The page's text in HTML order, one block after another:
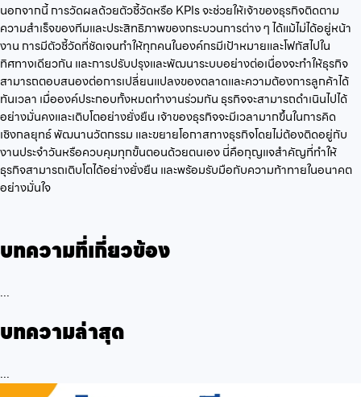
นอกจากนี้ การวัดผลด้วยตัวชี้วัดหรือ KPIs จะช่วยให้เจ้าของธุรกิจติดตาม
ความสำเร็จของทีมและประสิทธิภาพของกระบวนการต่าง ๆ ได้แม้ไม่ได้อยู่หน้า
งาน การมีตัวชี้วัดที่ชัดเจนทำให้ทุกคนในองค์กรมีเป้าหมายและโฟกัสไปใน
ทิศทางเดียวกัน และการปรับปรุงและพัฒนาระบบอย่างต่อเนื่องจะทำให้ธุรกิจ
สามารถตอบสนองต่อการเปลี่ยนแปลงของตลาดและความต้องการลูกค้าได้
ทันเวลา เมื่อองค์ประกอบทั้งหมดทำงานร่วมกัน ธุรกิจจะสามารถดำเนินไปได้
อย่างมั่นคงและเติบโตอย่างยั่งยืน เจ้าของธุรกิจจะมีเวลามากขึ้นในการคิด
เชิงกลยุทธ์ พัฒนานวัตกรรม และขยายโอกาสทางธุรกิจโดยไม่ต้องติดอยู่กับ
งานประจำวันหรือควบคุมทุกขั้นตอนด้วยตนเอง นี่คือกุญแจสำคัญที่ทำให้
ธุรกิจสามารถเติบโตได้อย่างยั่งยืน และพร้อมรับมือกับความท้าทายในอนาคต
อย่างมั่นใจ
บทความที่เกี่ยวข้อง
...
บทความล่าสุด
...